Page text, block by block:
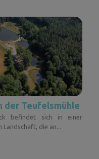
der Teufelsmühle
befindet sich in einer
die an...